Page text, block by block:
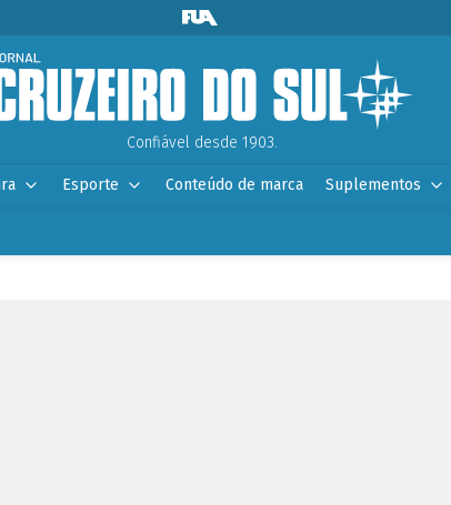
Confiável desde 1903.
Esporte Conteúdo de marca Suplementos